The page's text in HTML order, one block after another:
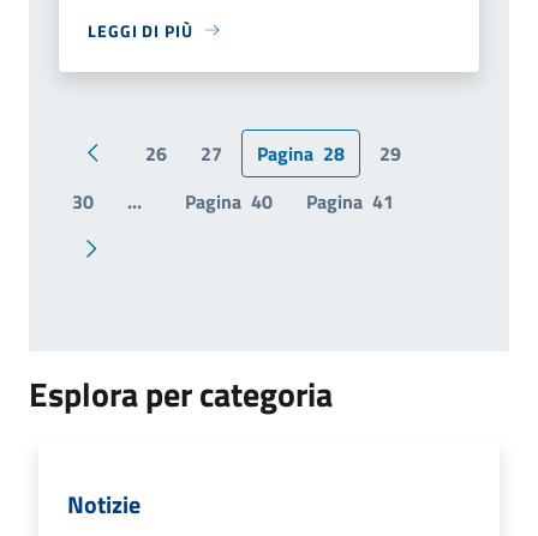
LEGGI DI PIÙ
Pagina precedente
26 27 Pagina 28
29
30
... Pagina 40 Pagina 41
Pagina successiva
Esplora per categoria
Notizie